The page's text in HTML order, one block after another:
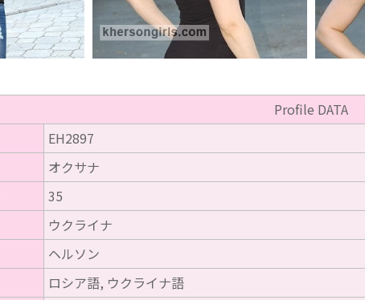
Profile DATA
EH2897
オクサナ
35
ウクライナ
ヘルソン
ロシア語, ウクライナ語